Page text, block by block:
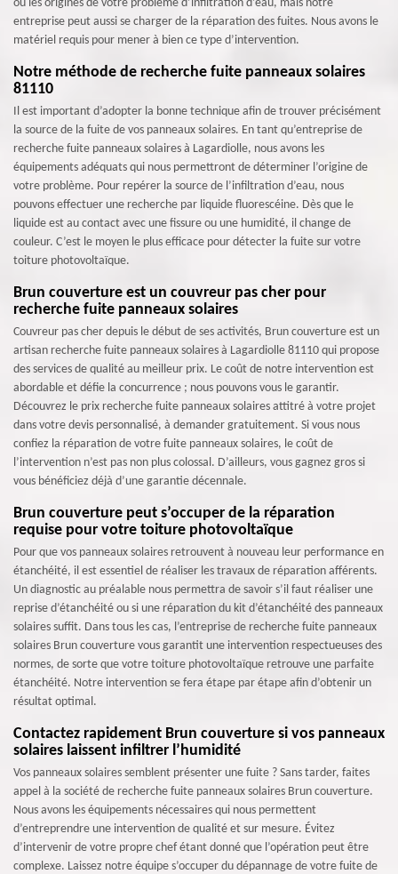
ou les origines de votre problème d’infiltration d’eau, mais notre
entreprise peut aussi se charger de la réparation des fuites. Nous avons le
matériel requis pour mener à bien ce type d’intervention.
Notre méthode de recherche fuite panneaux solaires
81110
Il est important d’adopter la bonne technique afin de trouver précisément
la source de la fuite de vos panneaux solaires. En tant qu’entreprise de
recherche fuite panneaux solaires à Lagardiolle, nous avons les
équipements adéquats qui nous permettront de déterminer l’origine de
votre problème. Pour repérer la source de l’infiltration d’eau, nous
pouvons effectuer une recherche par liquide fluorescéine. Dès que le
liquide est au contact avec une fissure ou une humidité, il change de
couleur. C’est le moyen le plus efficace pour détecter la fuite sur votre
toiture photovoltaïque.
Brun couverture est un couvreur pas cher pour
recherche fuite panneaux solaires
Couvreur pas cher depuis le début de ses activités, Brun couverture est un
artisan recherche fuite panneaux solaires à Lagardiolle 81110 qui propose
des services de qualité au meilleur prix. Le coût de notre intervention est
abordable et défie la concurrence ; nous pouvons vous le garantir.
Découvrez le prix recherche fuite panneaux solaires attitré à votre projet
dans votre devis personnalisé, à demander gratuitement. Si vous nous
confiez la réparation de votre fuite panneaux solaires, le coût de
l’intervention n’est pas non plus colossal. D’ailleurs, vous gagnez gros si
vous bénéficiez déjà d’une garantie décennale.
Brun couverture peut s’occuper de la réparation
requise pour votre toiture photovoltaïque
Pour que vos panneaux solaires retrouvent à nouveau leur performance en
étanchéité, il est essentiel de réaliser les travaux de réparation afférents.
Un diagnostic au préalable nous permettra de savoir s’il faut réaliser une
reprise d’étanchéité ou si une réparation du kit d’étanchéité des panneaux
solaires suffit. Dans tous les cas, l’entreprise de recherche fuite panneaux
solaires Brun couverture vous garantit une intervention respectueuses des
normes, de sorte que votre toiture photovoltaïque retrouve une parfaite
étanchéité. Notre intervention se fera étape par étape afin d’obtenir un
résultat optimal.
Contactez rapidement Brun couverture si vos panneaux
solaires laissent infiltrer l’humidité
Vos panneaux solaires semblent présenter une fuite ? Sans tarder, faites
appel à la société de recherche fuite panneaux solaires Brun couverture.
Nous avons les équipements nécessaires qui nous permettent
d’entreprendre une intervention de qualité et sur mesure. Évitez
d’intervenir de votre propre chef étant donné que l’opération peut être
complexe. Laissez notre équipe s’occuper du dépannage de votre fuite de